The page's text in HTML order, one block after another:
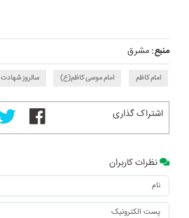
منبع:مشرق
امام کاظم امام موسی کاظم(ع) سالروز شهادت
اشتراک گذاری
نظرات کاربران